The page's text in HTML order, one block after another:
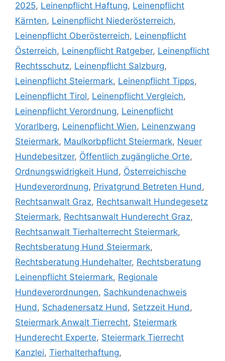
2025, Leinenpflicht Haftung, Leinenpflicht
Kärnten, Leinenpflicht Niederösterreich,
Leinenpflicht Oberösterreich, Leinenpflicht
Österreich, Leinenpflicht Ratgeber, Leinenpflicht
Rechtsschutz, Leinenpflicht Salzburg,
Leinenpflicht Steiermark, Leinenpflicht Tipps,
Leinenpflicht Tirol, Leinenpflicht Vergleich,
Leinenpflicht Verordnung, Leinenpflicht
Vorarlberg, Leinenpflicht Wien, Leinenzwang
Steiermark, Maulkorbpflicht Steiermark, Neuer
Hundebesitzer, Öffentlich zugängliche Orte,
Ordnungswidrigkeit Hund, Österreichische
Hundeverordnung, Privatgrund Betreten Hund,
Rechtsanwalt Graz, Rechtsanwalt Hundegesetz
Steiermark, Rechtsanwalt Hunderecht Graz,
Rechtsanwalt Tierhalterrecht Steiermark,
Rechtsberatung Hund Steiermark,
Rechtsberatung Hundehalter, Rechtsberatung
Leinenpflicht Steiermark, Regionale
Hundeverordnungen, Sachkundenachweis
Hund, Schadenersatz Hund, Setzzeit Hund,
Steiermark Anwalt Tierrecht, Steiermark
Hunderecht Experte, Steiermark Tierrecht
Kanzlei, Tierhalterhaftung,